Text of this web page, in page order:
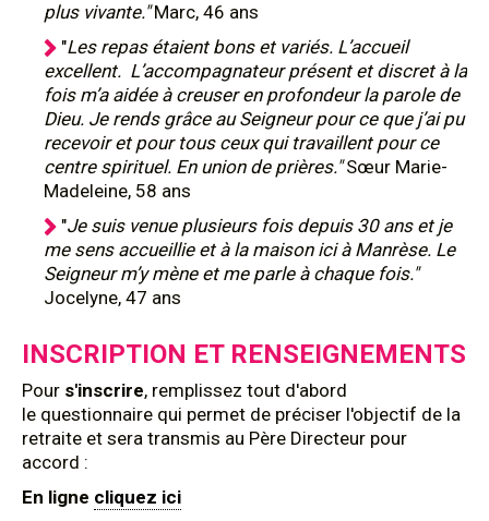
plus vivante."Marc, 46 ans
"Les repas étaient bons et variés. L’accueil
excellent. L’accompagnateur présent et discret à la
fois m’a aidée à creuser en profondeur la parole de
Dieu. Je rends grâce au Seigneur pour ce que j’ai pu
recevoir et pour tous ceux qui travaillent pour ce
centre spirituel. En union de prières."Sœur Marie-
Madeleine, 58 ans
"Je suis venue plusieurs fois depuis 30 ans et je
me sens accueillie et à la maison ici à Manrèse. Le
Seigneur m’y mène et me parle à chaque fois."
Jocelyne, 47 ans
INSCRIPTION ET RENSEIGNEMENTS
Pour s'inscrire, remplissez tout d'abord
le questionnaire qui permet de préciser l'objectif de la
retraite et sera transmis au Père Directeur pour
accord :
En ligne cliquez ici